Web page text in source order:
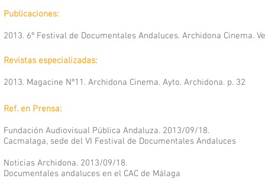
Publicaciones:
2013. 6º Festival de Documentales Andaluces. Archidona Cinema.
Revistas especializadas:
2013. Magacine Nº11. Archidona Cinema. Ayto. Archidona. p. 32
Ref. en Prensa:
Fundación Audiovisual Pública Andaluza. 2013/09/18.
Cacmalaga, sede del VI Festival de Documentales Andaluces
Noticias Archidona. 2013/09/18.
Documentales andaluces en el CAC de Málaga